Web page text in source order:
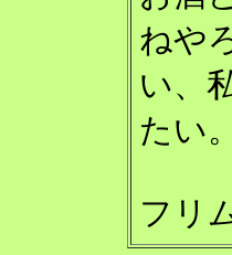
ねや
い、
たい。
フリ